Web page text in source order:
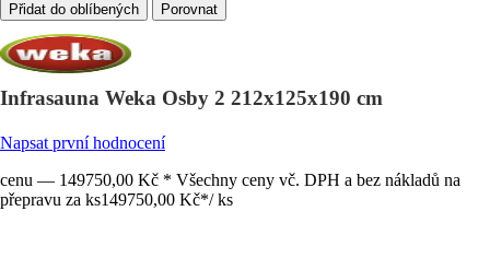
Porovnat
Infrasauna Weka Osby 2 212x125x190 cm
Napsat první hodnocení
cenu — 149750,00 Kč * Všechny ceny vč. DPH a bez nákladů na
přepravu za ks149750,00 Kč*/ ks